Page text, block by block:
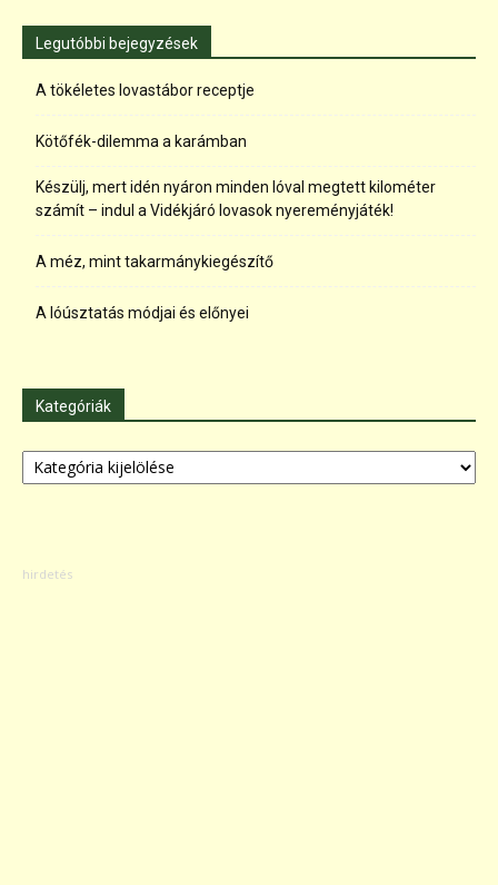
Legutóbbi bejegyzések
A tökéletes lovastábor receptje
Kötőfék-dilemma a karámban
Készülj, mert idén nyáron minden lóval megtett kilométer
számít – indul a Vidékjáró lovasok nyereményjáték!
A méz, mint takarmánykiegészítő
A lóúsztatás módjai és előnyei
Kategóriák
Kategóriák